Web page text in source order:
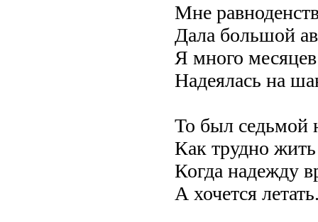
Мне
Дала большой
Я много
Надеялась на
То был седьмой
Как трудно
Когда надежду
А хочется